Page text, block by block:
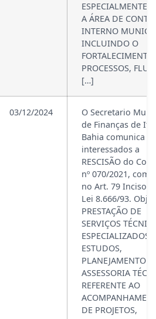
ESPECIALMENTE
A ÁREA DE
INTERNO
INCLUINDO O
PROCESSOS,
[…]
03/12/2024
O Secretario
de Finanças de
Bahia comunica
interessados a
RESCISÃO do
nº 070/2021, com
no Art. 79 Inciso
Lei 8.666/93.
PRESTAÇÃO DE
SERVIÇOS
ESPECIALIZADOS
ESTUDOS,
PLANEJAMENTO E
ASSESSORIA
REFERENTE AO
DE PROJETOS,